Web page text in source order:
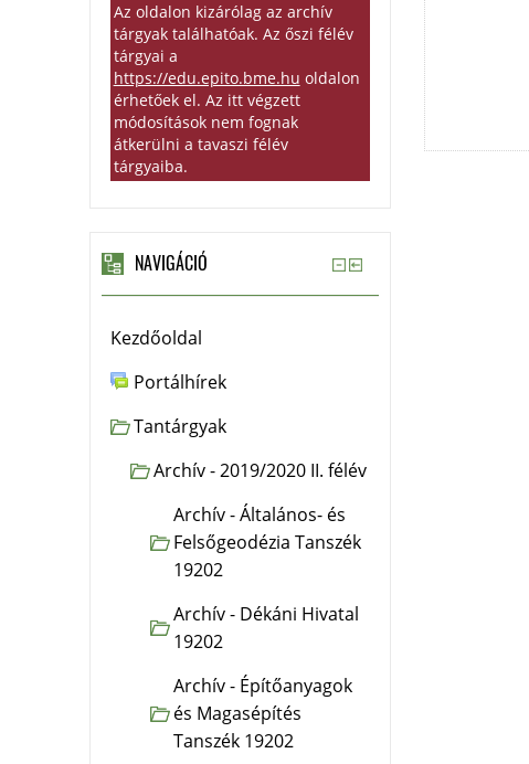
Az oldalon kizárólag az archív
tárgyak találhatóak. Az őszi félév
tárgyai a
https://edu.epito.bme.hu oldalon
érhetőek el. Az itt végzett
módosítások nem fognak
átkerülni a tavaszi félév
tárgyaiba.
NAVIGÁCIÓ
Kezdőoldal
Portálhírek
Tantárgyak
Archív - 2019/2020 II. félév
Archív - Általános- és
Felsőgeodézia Tanszék
19202
Archív - Dékáni Hivatal
19202
Archív - Építőanyagok
és Magasépítés
Tanszék 19202